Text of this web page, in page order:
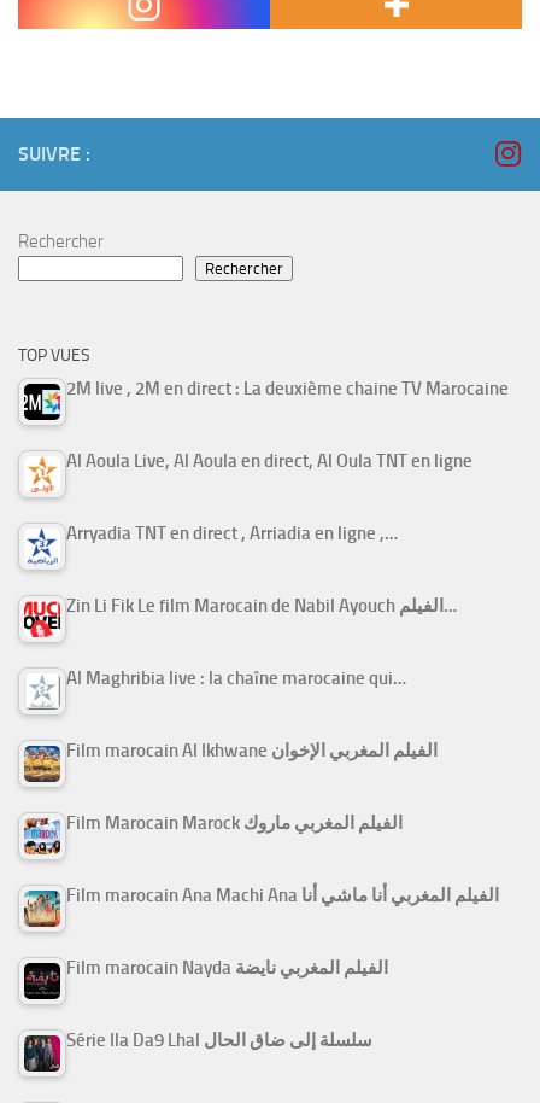
lakhder du maroc mohamed saad chantal jaajaa La Star...
SUIVRE :
Rechercher
Rechercher
TOP VUES
2M live , 2M en direct : La deuxième chaine TV Marocaine
Al Aoula Live, Al Aoula en direct, Al Oula TNT en ligne
Arryadia TNT en direct , Arriadia en ligne ,…
Zin Li Fik Le film Marocain de Nabil Ayouch الفيلم…
Al Maghribia live : la chaîne marocaine qui…
Film marocain Al Ikhwane الفيلم المغربي الإخوان
Film Marocain Marock الفيلم المغربي ماروك
Film marocain Ana Machi Ana الفيلم المغربي أنا ماشي أنا
Film marocain Nayda الفيلم المغربي نايضة
Série Ila Da9 Lhal سلسلة إلى ضاق الحال